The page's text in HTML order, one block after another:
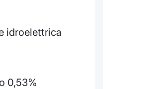
idroelettrica
0,53%